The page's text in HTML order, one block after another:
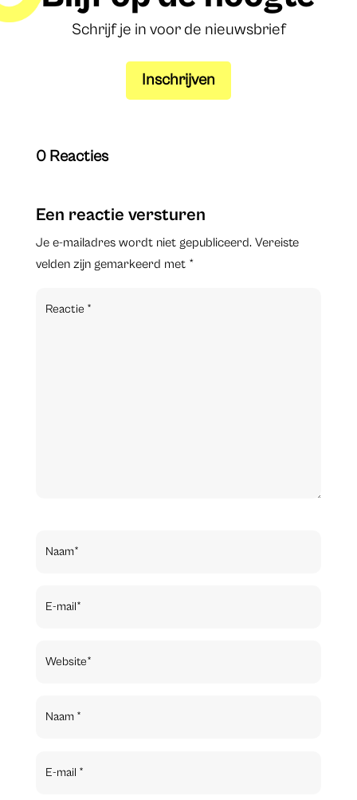
Schrijf je in voor de nieuwsbrief
Inschrijven
0 Reacties
Een reactie versturen
Je e-mailadres wordt niet gepubliceerd. Vereiste
velden zijn gemarkeerd met *